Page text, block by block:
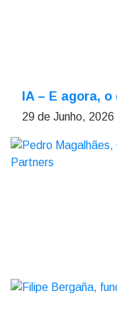
IA – E agora,
29 de Junho, 2026